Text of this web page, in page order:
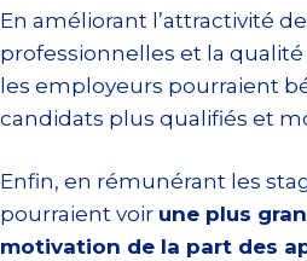
En améliorant l’attractivité
professionnelles et la
les employeurs pourraient
candidats plus qualifiés et
Enfin, en rémunérant les
pourraient voir une plus
motivation de la part des